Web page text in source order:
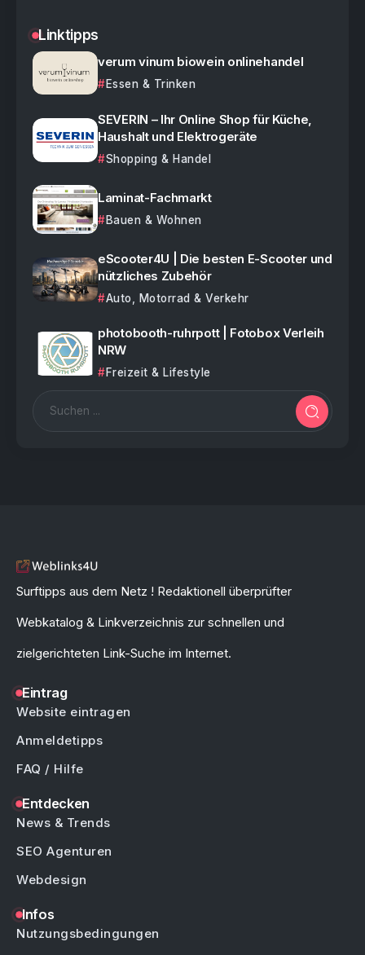
Linktipps
verum vinum biowein onlinehandel
Essen & Trinken
SEVERIN – Ihr Online Shop für Küche,
Haushalt und Elektrogeräte
Shopping & Handel
Laminat-Fachmarkt
Bauen & Wohnen
eScooter4U | Die besten E-Scooter und
nützliches Zubehör
Auto, Motorrad & Verkehr
photobooth-ruhrpott | Fotobox Verleih
NRW
Freizeit & Lifestyle
Surftipps aus dem Netz ! Redaktionell überprüfter
Webkatalog & Linkverzeichnis zur schnellen und
zielgerichteten Link-Suche im Internet.
Eintrag
Website eintragen
Anmeldetipps
FAQ / Hilfe
Entdecken
News & Trends
SEO Agenturen
Webdesign
Infos
Nutzungsbedingungen